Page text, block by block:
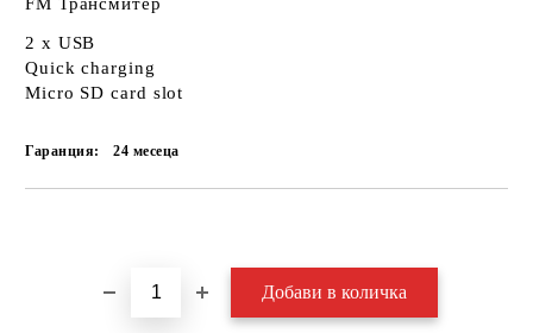
2 x USB
Quick charging
Micro SD card slot
Гаранция: 24 месеца